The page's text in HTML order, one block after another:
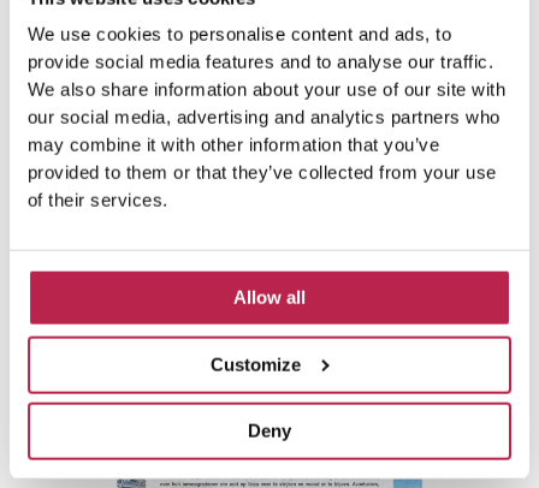
We use cookies to personalise content and ads, to
provide social media features and to analyse our traffic.
We also share information about your use of our site with
our social media, advertising and analytics partners who
may combine it with other information that you’ve
provided to them or that they’ve collected from your use
of their services.
Allow all
Customize
Deny
par vivre sur l’île depuis 40 ans. Voilà ce qui fait l’attrait
d’Ibiza. Ce sont tous des gens amusants, attachants, qui
ont une bonne histoire à raconter. Comme l’histoire de
Toni, le propriétaire d’un bar à cocktails, qui a parcouru le
monde entier pour finir par s’installer à Ibiza – et oui,
pourquoi ? C’est ce que vous pourrez lire dans son
histoire ».